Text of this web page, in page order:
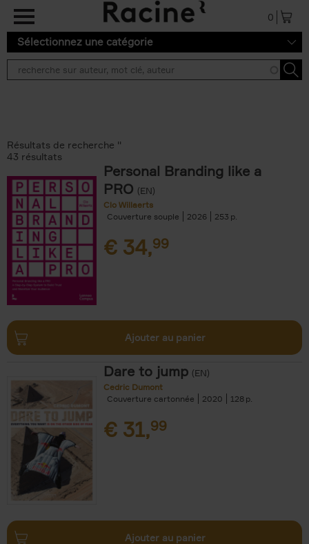
Aller au contenu principal
0
Sélectionnez une catégorie
Résultats de recherche ''
43 résultats
Personal Branding like a
PRO (EN)
Clo Willaerts
Couverture souple
2026 253
€ 34,99
Ajouter au panier
Dare to jump (EN)
Cedric Dumont
Couverture cartonnée
2020 128
€ 31,99
Ajouter au panier